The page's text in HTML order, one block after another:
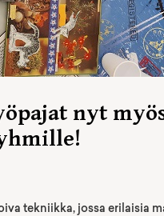
nyt
tekniikka, jossa erilaisia